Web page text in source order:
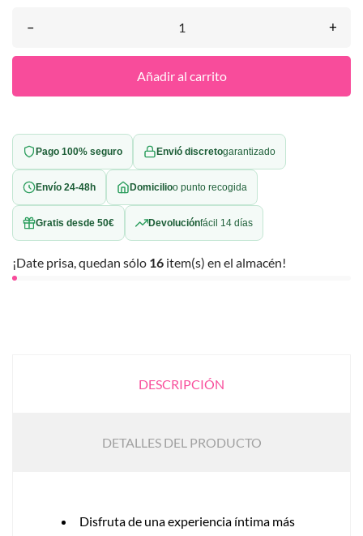
– +
Añadir al carrito
Pago 100% seguro Envió discretogarantizado
Envío 24-48h Domicilioo punto recogida
Gratis desde 50€ Devoluciónfácil 14 días
¡Date prisa, quedan sólo 16 item(s) en el almacén!
DESCRIPCIÓN
DETALLES DEL PRODUCTO
Disfruta de una experiencia íntima más